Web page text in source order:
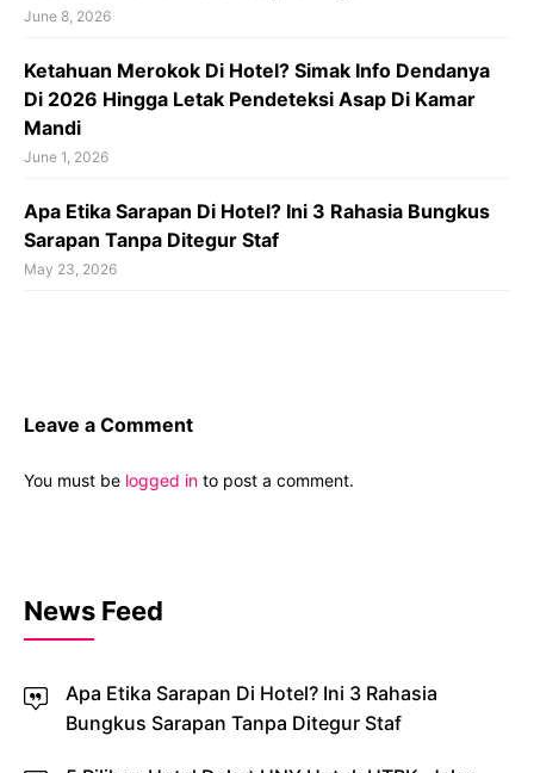
June 8, 2026
Ketahuan Merokok Di Hotel? Simak Info Dendanya
Di 2026 Hingga Letak Pendeteksi Asap Di Kamar
Mandi
June 1, 2026
Apa Etika Sarapan Di Hotel? Ini 3 Rahasia Bungkus
Sarapan Tanpa Ditegur Staf
May 23, 2026
Leave a Comment
You must be logged in to post a comment.
News Feed
Apa Etika Sarapan Di Hotel? Ini 3 Rahasia
Bungkus Sarapan Tanpa Ditegur Staf